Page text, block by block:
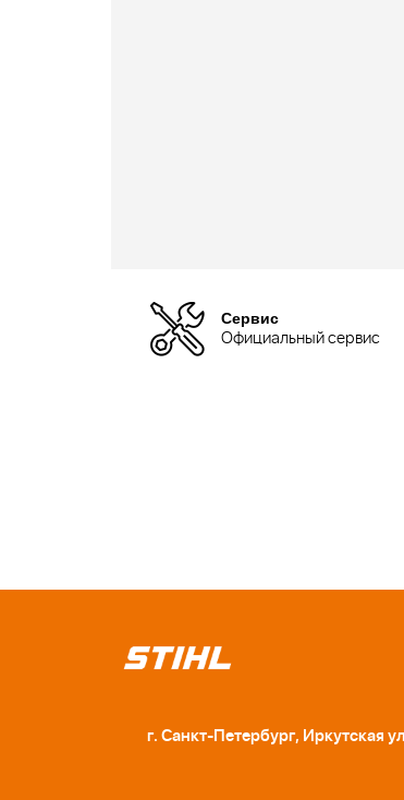
Сервис
Официальный сервис
г. Санкт-Петербург, Иркутская